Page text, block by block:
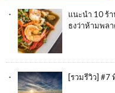
แนะนำ 10 ร้
ธงว่าห้ามพล
[รวมรีวิว] #7